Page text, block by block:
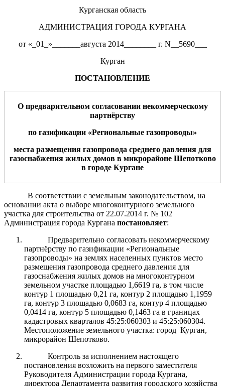
Курганская область
АДМИНИСТРАЦИЯ ГОРОДА КУРГАНА
от «_01_»_______августа 2014________ г. N__5690___
Курган
ПОСТАНОВЛЕНИЕ
Опредварительном согласовании некоммерческому
партнёрству
по газификации «Региональные газопроводы»
места размещения газопровода среднего давления для
газоснабжения жилых домов в микрорайоне Шепотково
в городе Кургане
В соответствии с земельным законодательством, на
основании акта о выборе многоконтурного земельного
участка для строительства от 22.07.2014 г. № 102
Администрация города Кургана постановляет:
Предварительно согласовать некоммерческому
партнёрству по газификации «Региональные
газопроводы» на землях населенных пунктов место
размещения газопровода среднего давления для
газоснабжения жилых домов на многоконтурном
земельном участке площадью 1,6619 га, в том числе
контур 1 площадью 0,21 га, контур 2 площадью 1,1959
га, контур 3 площадью 0,0683 га, контур 4 площадью
0,0414 га, контур 5 площадью 0,1463 га в границах
кадастровых кварталов 45:25:060303 и 45:25:060304.
Местоположение земельного участка: город Курган,
микрорайон Шепотково.
Контроль за исполнением настоящего
постановления возложить на первого заместителя
Руководителя Администрации города Кургана,
директора Департамента развития городского хозяйства